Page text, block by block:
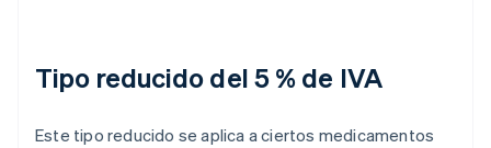
Tipo reducido del 5 % de IVA
Este tipo reducido se aplica a ciertos medicamentos